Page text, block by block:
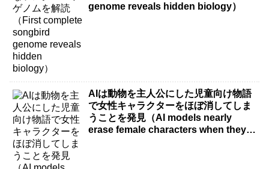
genome reveals hidden biology）
AIは動物を主人公にした児童向け物語
で女性キャラクターをほぼ消してしま
うことを発見（AI models nearly
erase female characters when they